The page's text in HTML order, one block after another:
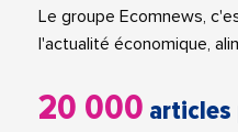
Le groupe Ecomnews,
l'actualité économique,
20 000 articles